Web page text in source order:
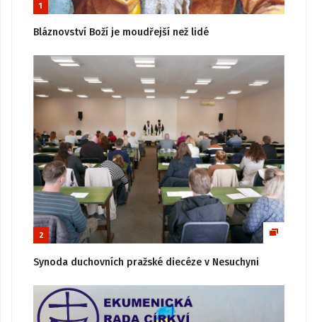
1
Bláznovství Boží je moudřejší než lidé
2
Synoda duchovních pražské diecéze v Nesuchyni